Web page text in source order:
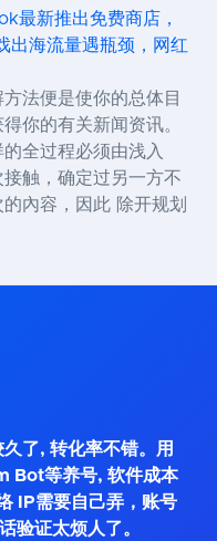
最新推出免费商店，
出海流量遇瓶颈，网红
法便是使你的总体目
你的有关新闻资讯。
全过程必须由浅入
触，确定过另一方不
內容，因此 除开规划
了, 转化率不错。用
Bot等养号, 软件成本
IP需要自己弄，账号
验证太烦人了。